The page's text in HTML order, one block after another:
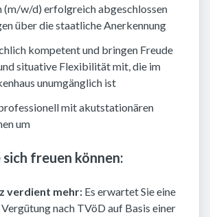
(m/w/d) erfolgreich abgeschlossen
über die staatliche Anerkennung
kompetent und bringen Freude
situative Flexibilität mit, die im
unumgänglich ist
mit akutstationären
um
freuen können:
verdient mehr: Es erwartet Sie eine
nach TVöD auf Basis einer